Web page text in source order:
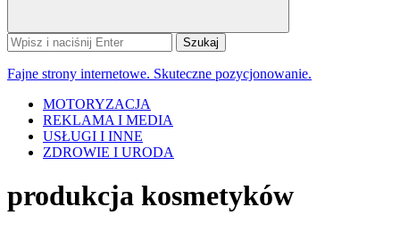
Szukaj:
Fajne strony internetowe. Skuteczne pozycjonowanie.
MOTORYZACJA
REKLAMA I MEDIA
USŁUGI I INNE
ZDROWIE I URODA
produkcja kosmetyków